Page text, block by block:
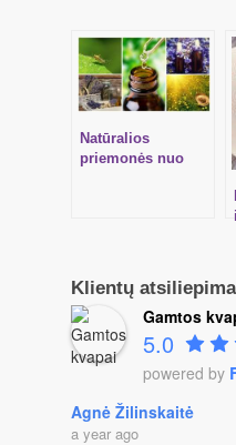
Natūralios
priemonės nuo
Klientų
Gamtos
5.0
powered by
Agnė Žilinskaitė
a year ago